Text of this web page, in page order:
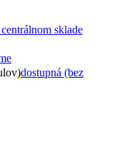
sklade
dostupná (bez